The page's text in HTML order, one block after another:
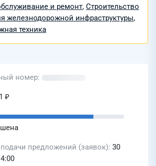
и ремонт, Строительство
железнодорожной инфраструктуры,
техника
номер
₽
предложений (заявок) 30